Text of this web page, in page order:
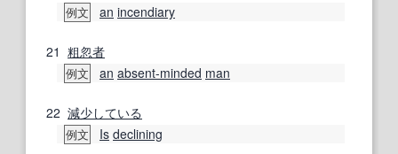
例文 an incendiary
21 粗忽者
例文 an absent-minded man
22 減少している
例文 Is declining